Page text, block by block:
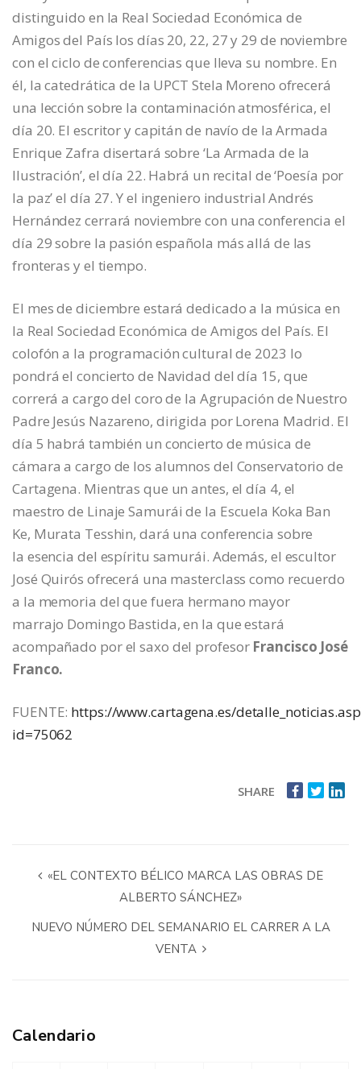
distinguido en la Real Sociedad Económica de
Amigos del País los días 20, 22, 27 y 29 de noviembre
con el ciclo de conferencias que lleva su nombre. En
él, la catedrática de la UPCT Stela Moreno ofrecerá
una lección sobre la contaminación atmosférica, el
día 20. El escritor y capitán de navío de la Armada
Enrique Zafra disertará sobre ‘La Armada de la
Ilustración’, el día 22. Habrá un recital de ‘Poesía por
la paz’ el día 27. Y el ingeniero industrial Andrés
Hernández cerrará noviembre con una conferencia el
día 29 sobre la pasión española más allá de las
fronteras y el tiempo.
El mes de diciembre estará dedicado a la música en
la Real Sociedad Económica de Amigos del País. El
colofón a la programación cultural de 2023 lo
pondrá el concierto de Navidad del día 15, que
correrá a cargo del coro de la Agrupación de Nuestro
Padre Jesús Nazareno, dirigida por Lorena Madrid. El
día 5 habrá también un concierto de música de
cámara a cargo de los alumnos del Conservatorio de
Cartagena. Mientras que un antes, el día 4, el
maestro de Linaje Samurái de la Escuela Koka Ban
Ke, Murata Tesshin, dará una conferencia sobre
la esencia del espíritu samurái. Además, el escultor
José Quirós ofrecerá una masterclass como recuerdo
a la memoria del que fuera hermano mayor
marrajo Domingo Bastida, en la que estará
acompañado por el saxo del profesor Francisco José
Franco.
FUENTE: https://www.cartagena.es/
id=75062
SHARE
«EL CONTEXTO BÉLICO MARCA LAS OBRAS DE
ALBERTO SÁNCHEZ»
NUEVO NÚMERO DEL SEMANARIO EL CARRER A LA
VENTA
Calendario